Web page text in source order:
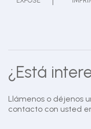
¿Está
Llámenos o déjenos
contacto con usted